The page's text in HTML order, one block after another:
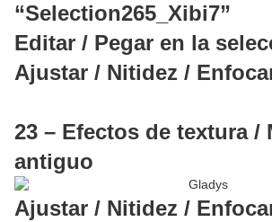
“Selection265_Xibi7”
Editar / Pegar en la
Ajustar / Nitidez /
23 – Efectos de textura /
antiguo
Ajustar / Nitidez /